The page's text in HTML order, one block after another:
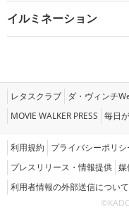
イルミネーション
レタスクラブ ダ・ヴィンチ
MOVIE WALKER PRESS 毎日
利用規約 プライバシーポリシ
プレスリリース・情報提供 媒
利用者情報の外部送信について